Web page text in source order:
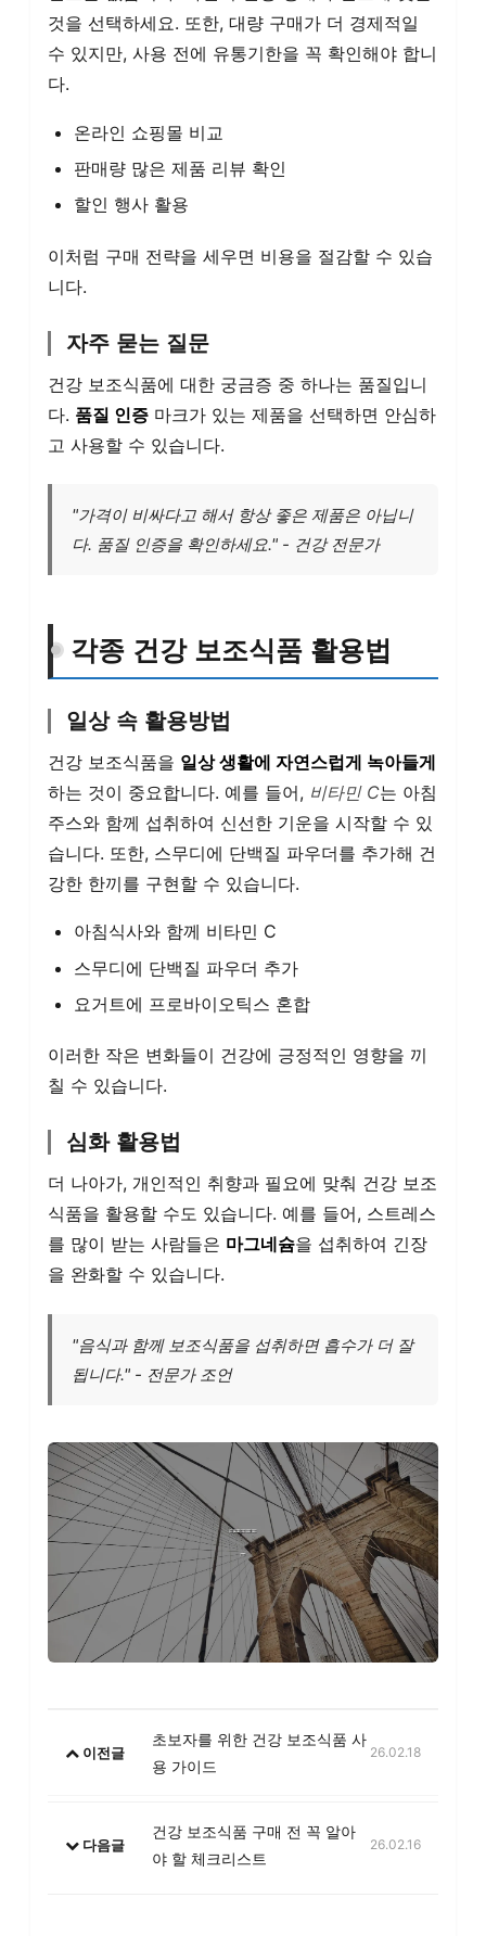
것을 선택하세요. 또한, 대량 구매가 더 경제적일
수 있지만, 사용 전에 유통기한을 꼭 확인해야 합니
다.
온라인 쇼핑몰 비교
판매량 많은 제품 리뷰 확인
할인 행사 활용
이처럼 구매 전략을 세우면 비용을 절감할 수 있습
니다.
자주 묻는 질문
건강 보조식품에 대한 궁금증 중 하나는 품질입니
다. 품질 인증 마크가 있는 제품을 선택하면 안심하
고 사용할 수 있습니다.
"가격이 비싸다고 해서 항상 좋은 제품은 아닙니
다. 품질 인증을 확인하세요." - 건강 전문가
각종 건강 보조식품 활용법
일상 속 활용방법
건강 보조식품을 일상 생활에 자연스럽게 녹아들게
하는 것이 중요합니다. 예를 들어, 비타민 C는 아침
주스와 함께 섭취하여 신선한 기운을 시작할 수 있
습니다. 또한, 스무디에 단백질 파우더를 추가해 건
강한 한끼를 구현할 수 있습니다.
아침식사와 함께 비타민 C
스무디에 단백질 파우더 추가
요거트에 프로바이오틱스 혼합
이러한 작은 변화들이 건강에 긍정적인 영향을 끼
칠 수 있습니다.
심화 활용법
더 나아가, 개인적인 취향과 필요에 맞춰 건강 보조
식품을 활용할 수도 있습니다. 예를 들어, 스트레스
를 많이 받는 사람들은 마그네슘을 섭취하여 긴장
을 완화할 수 있습니다.
"음식과 함께 보조식품을 섭취하면 흡수가 더 잘
됩니다." - 전문가 조언
이전글
초보자를 위한 건강 보조식품 사
용 가이드
26.02.18
다음글
건강 보조식품 구매 전 꼭 알아
야 할 체크리스트
26.02.16